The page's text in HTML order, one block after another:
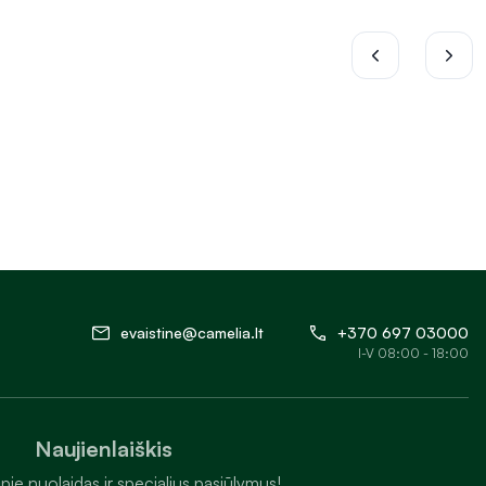
Naujienlaiškis
evaistine@camelia.lt +370 697 03000
I-V 08:00 - 18:00